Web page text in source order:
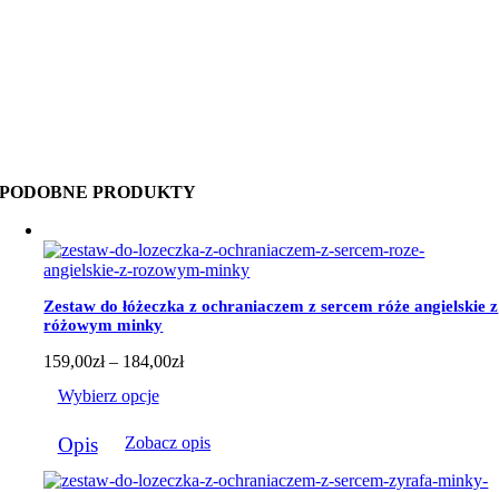
PODOBNE PRODUKTY
Zestaw do łóżeczka z ochraniaczem z sercem róże angielskie z
różowym minky
159,00zł – 184,00złZakres
do
Wybierz opcje
produkt
ma
wiele
Opis Zobacz opis